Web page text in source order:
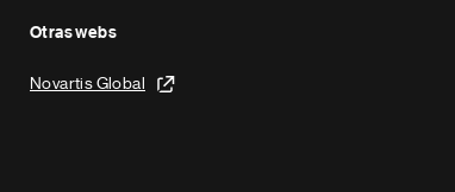
Otras webs
Novartis Global